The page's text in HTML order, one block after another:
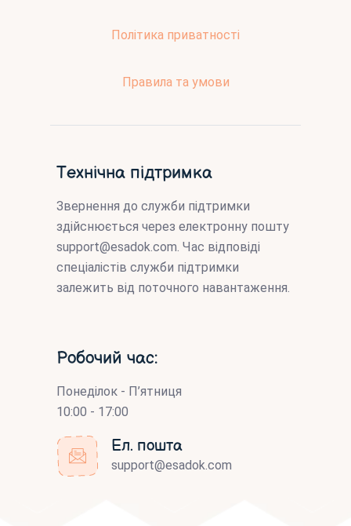
Політика приватності
Правила та умови
Технічна підтримка
Звернення до служби підтримки
здійснюється через електронну пошту
support@esadok.com. Час відповіді
спеціалістів служби підтримки
залежить від поточного навантаження.
Робочий час:
Понеділок - П’ятниця
10:00 - 17:00
Ел. пошта
support@esadok.com